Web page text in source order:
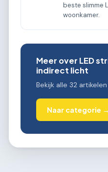
beste slimme
woonkamer.
Meer over LED
indirect licht
Bekijk alle 32
Naar categorie →